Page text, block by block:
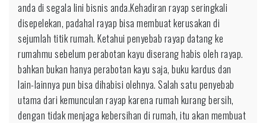
anda di segala lini bisnis anda.Kehadiran rayap seringkali
disepelekan, padahal rayap bisa membuat kerusakan di
sejumlah titik rumah. Ketahui penyebab rayap datang ke
rumahmu sebelum perabotan kayu diserang habis oleh rayap.
bahkan bukan hanya perabotan kayu saja, buku kardus dan
lain-lainnya pun bisa dihabisi olehnya. Salah satu penyebab
utama dari kemunculan rayap karena rumah kurang bersih,
dengan tidak menjaga kebersihan di rumah, itu akan membuat